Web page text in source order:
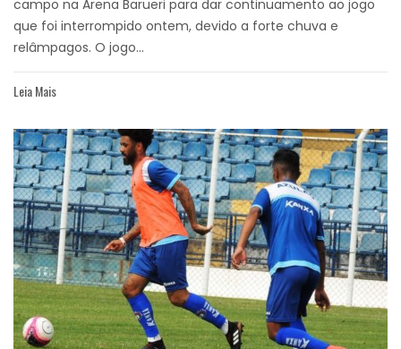
campo na Arena Barueri para dar continuamento ao jogo
que foi interrompido ontem, devido a forte chuva e
relâmpagos. O jogo...
Leia Mais